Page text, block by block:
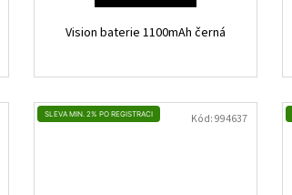
Vision baterie 1100mAh černá
SLEVA MIN. 2% PO REGISTRACI Kód:994637